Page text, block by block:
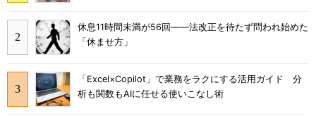
休息11時間未満が56回――法改正を待たず問われ始めた
「休ませ方」
「Excel×Copilot」で業務をラクにする活用ガイド 分
析も関数もAIに任せる使いこなし術